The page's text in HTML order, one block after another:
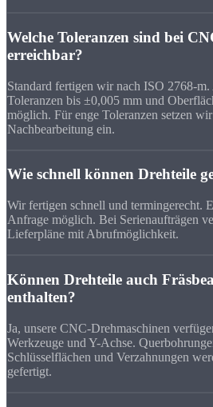
Welche Toleranzen sind bei
erreichbar?
Standard fertigen wir nach ISO 2768-
Toleranzen bis ±0,005 mm und
möglich. Für enge Toleranzen setzen
Nachbearbeitung ein.
Wie schnell können Drehteile
Wir fertigen schnell und termingerecht.
Anfrage möglich. Bei Serienaufträgen
Lieferpläne mit Abrufmöglichkeit.
Können Drehteile auch
enthalten?
Ja, unsere CNC-Drehmaschinen
Werkzeuge und Y-Achse.
Schlüsselflächen und Verzahnungen
gefertigt.